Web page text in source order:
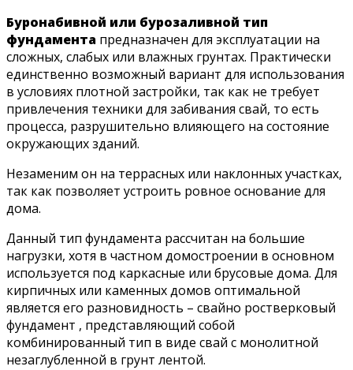
Буронабивной или бурозаливной тип
фундамента предназначен для эксплуатации на
сложных, слабых или влажных грунтах. Практически
единственно возможный вариант для использования
в условиях плотной застройки, так как не требует
привлечения техники для забивания свай, то есть
процесса, разрушительно влияющего на состояние
окружающих зданий.
Незаменим он на террасных или наклонных участках,
так как позволяет устроить ровное основание для
дома.
Данный тип фундамента рассчитан на большие
нагрузки, хотя в частном домостроении в основном
используется под каркасные или брусовые дома. Для
кирпичных или каменных домов оптимальной
является его разновидность – свайно ростверковый
фундамент , представляющий собой
комбинированный тип в виде свай с монолитной
незаглубленной в грунт лентой.